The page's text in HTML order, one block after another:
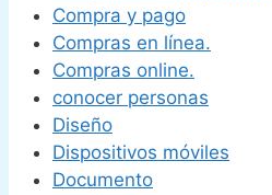
Compra y pago
Compras en línea.
Compras online.
conocer personas
Diseño
Dispositivos móviles
Documento